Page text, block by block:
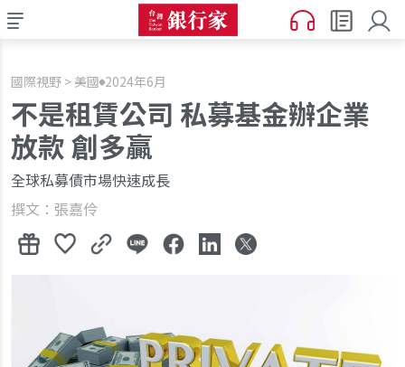
國際視野 > 美國 2024年6月
不是租賃公司 私募基金辦企業
放款 創多贏
全球私募債市場快速成長
撰文：張嘉伶